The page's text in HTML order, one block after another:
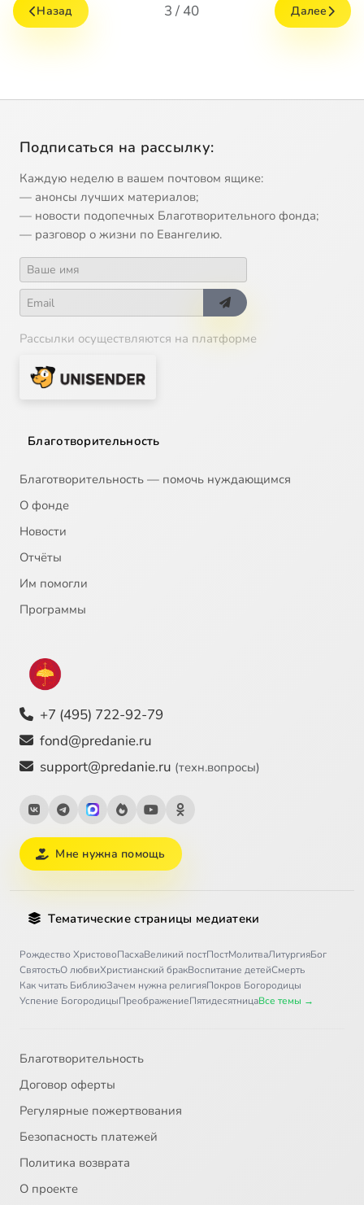
Назад 3 / 40 Далее
Подписаться на рассылку:
Каждую неделю в вашем почтовом ящике:
— анонсы лучших материалов;
— новости подопечных Благотворительного фонда;
— разговор о жизни по Евангелию.
Рассылки осуществляются на платформе
Благотворительность
Благотворительность — помочь нуждающимся
О фонде
Новости
Отчёты
Им помогли
Программы
+7 (495) 722-92-79
fond@predanie.ru
support@predanie.ru (техн.вопросы)
Мне нужна помощь
Тематические страницы медиатеки
Рождество ХристовоПасхаВеликий постПостМолитваЛитургияБог
СвятостьО любвиХристианский бракВоспитание детейСмерть
Как читать БиблиюЗачем нужна религияПокров Богородицы
Успение БогородицыПреображениеПятидесятницаВсе темы →
Благотворительность
Договор оферты
Регулярные пожертвования
Безопасность платежей
Политика возврата
О проекте